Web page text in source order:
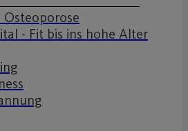
Osteoporose
- Fit bis ins hohe Alter